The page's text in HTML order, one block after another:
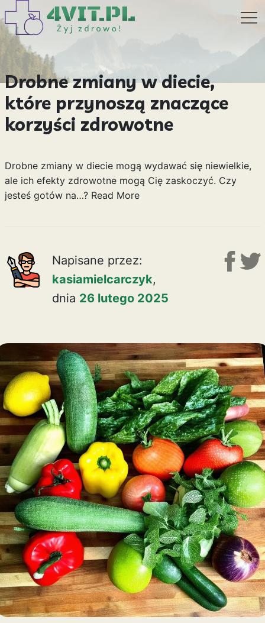
Drobne zmiany w diecie,
które przynoszą znaczące
korzyści zdrowotne
Drobne zmiany w diecie mogą wydawać się niewielkie,
ale ich efekty zdrowotne mogą Cię zaskoczyć. Czy
jesteś gotów na…? Read More
Napisane przez:
kasiamielcarczyk,
dnia 26 lutego 2025